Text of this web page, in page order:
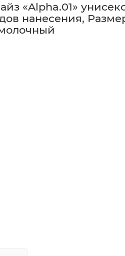
«Alpha.01»
нанесения,